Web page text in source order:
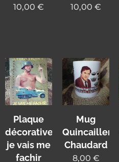
10,00 € 10,00 €
Plaque
décorative
je vais me
fachir
Mug
Quincaillerie
Chaudard
8,00 €